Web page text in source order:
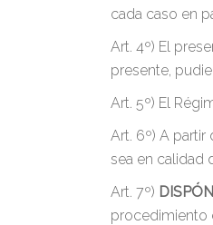
cada caso en
Art. 4º) El
presente,
Art. 5º) El
Art. 6º) A partir
sea en calidad
Art. 7º)
procedimiento